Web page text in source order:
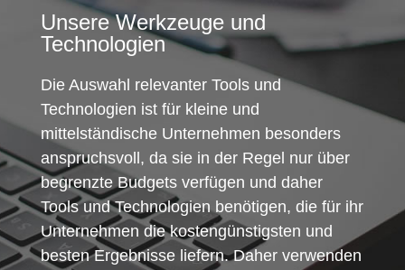
Unsere Werkzeuge und
Technologien
Die Auswahl relevanter Tools und
Technologien ist für kleine und
mittelständische Unternehmen besonders
anspruchsvoll, da sie in der Regel nur über
begrenzte Budgets verfügen und daher
Tools und Technologien benötigen, die für ihr
Unternehmen die kostengünstigsten und
besten Ergebnisse liefern. Daher verwenden